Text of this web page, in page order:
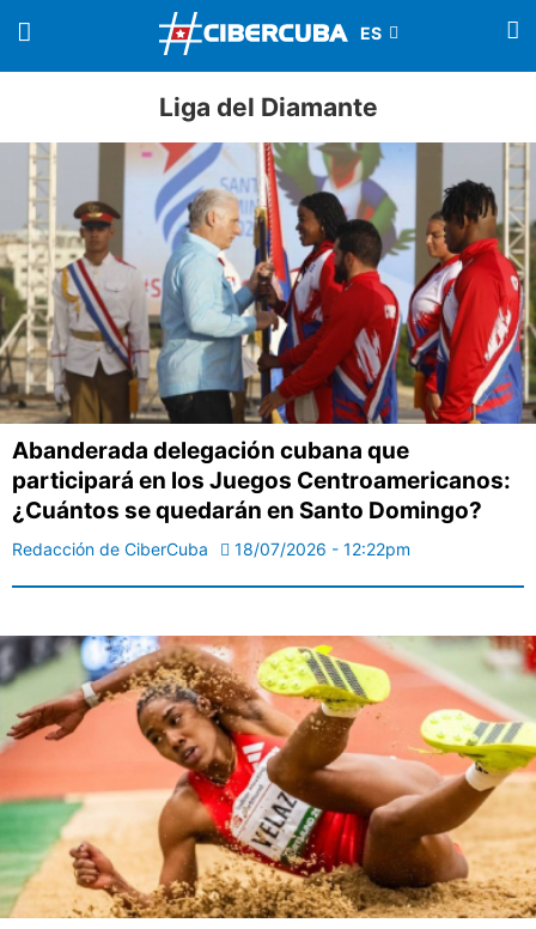
Liga del Diamante
Abanderada delegación cubana que
participará en los Juegos Centroamericanos:
¿Cuántos se quedarán en Santo Domingo?
Redacción de CiberCuba 18/07/2026 - 12:22pm